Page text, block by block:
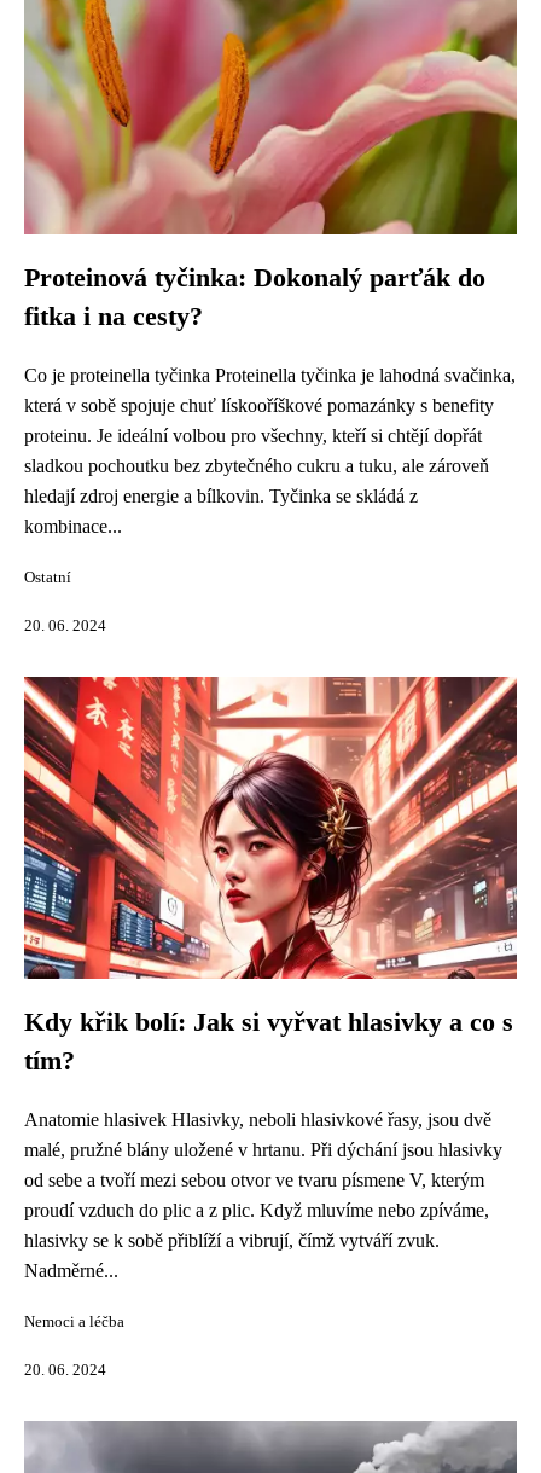
Proteinová tyčinka: Dokonalý parťák do
fitka i na cesty?
Co je proteinella tyčinka Proteinella tyčinka je lahodná svačinka,
která v sobě spojuje chuť lískooříškové pomazánky s benefity
proteinu. Je ideální volbou pro všechny, kteří si chtějí dopřát
sladkou pochoutku bez zbytečného cukru a tuku, ale zároveň
hledají zdroj energie a bílkovin. Tyčinka se skládá z
kombinace...
Ostatní
20. 06. 2024
Kdy křik bolí: Jak si vyřvat hlasivky a co s
tím?
Anatomie hlasivek Hlasivky, neboli hlasivkové řasy, jsou dvě
malé, pružné blány uložené v hrtanu. Při dýchání jsou hlasivky
od sebe a tvoří mezi sebou otvor ve tvaru písmene V, kterým
proudí vzduch do plic a z plic. Když mluvíme nebo zpíváme,
hlasivky se k sobě přiblíží a vibrují, čímž vytváří zvuk.
Nadměrné...
Nemoci a léčba
20. 06. 2024